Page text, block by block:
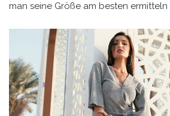
man seine Größe am besten ermitteln